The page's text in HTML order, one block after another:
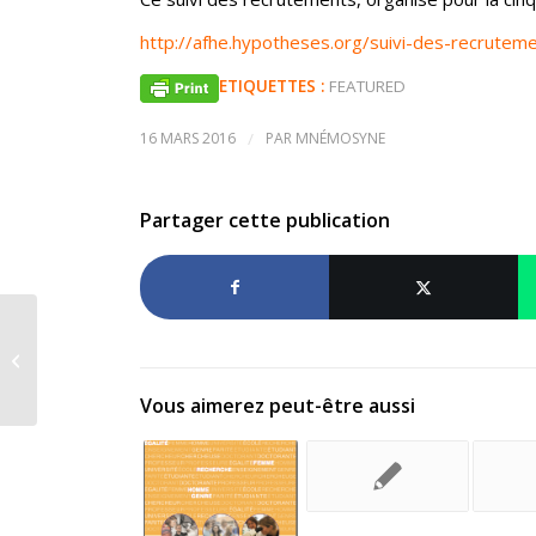
http://afhe.hypotheses.org/suivi-des-
16 MARS 2016 / PAR MNÉMOSYNE
ETIQUETTES : FEATURED
Partager cette publication
Vous aimerez peut-être aussi